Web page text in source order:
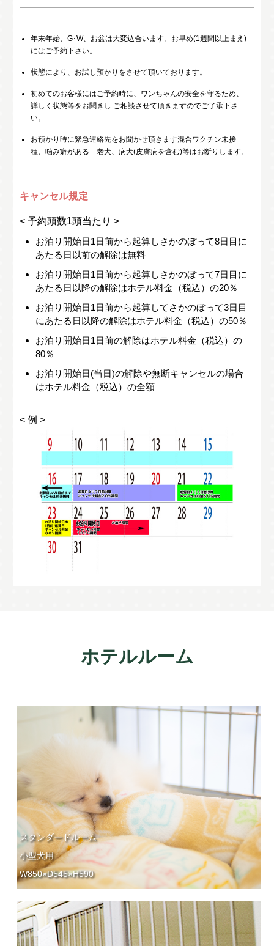
年末年始、G･W、お盆は大変込合います。お早め(1週間以上まえ)
にはご予約下さい。
状態により、お試し預かりをさせて頂いております。
初めてのお客様にはご予約時に、ワンちゃんの安全を守るため、
詳しく状態等をお聞きし ご相談させて頂きますのでご了承下さ
い。
お預かり時に緊急連絡先をお聞かせ頂きます混合ワクチン未接
種、噛み癖がある 老犬、病犬(皮膚病を含む)等はお断りします。
キャンセル規定
< 予約頭数1頭当たり >
お泊り開始日1日前から起算しさかのぼって8日目に
あたる日以前の解除は無料
お泊り開始日1日前から起算しさかのぼって7日目に
あたる日以降の解除はホテル料金（税込）の20％
お泊り開始日1日前から起算してさかのぼって3日目
にあたる日以降の解除はホテル料金（税込）の50％
お泊り開始日1日前の解除はホテル料金（税込）の
80％
お泊り開始日(当日)の解除や無断キャンセルの場合
はホテル料金（税込）の全額
< 例 >
ホテルルーム
スタンダードルーム
小型犬用
W850×D545×H590